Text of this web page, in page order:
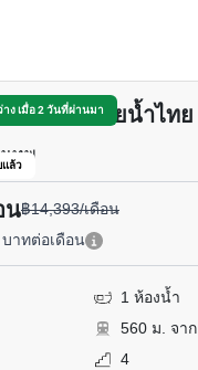
ง เมื่อ 2 วันที่ผ่านมา
แล้ว
าม 4 - กล้วยน้ำไทย
เทพ
น฿14,393/เดือน
าทต่อเดือน
1 ห้องน้ำ
560 ม. จา
4